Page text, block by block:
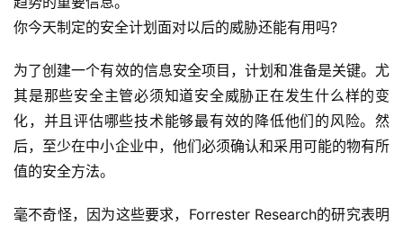
你今天制定的安全计划面对以后的威胁还能有用吗?
为了创建一个有效的信息安全项目，计划和准备是关键。尤
其是那些安全主管必须知道安全威胁正在发生什么样的变
化，并且评估哪些技术能够最有效的降低他们的风险。然
后，至少在中小企业中，他们必须确认和采用可能的物有所
值的安全方法。
毫不奇怪，因为这些要求，Forrester Research的研究表明